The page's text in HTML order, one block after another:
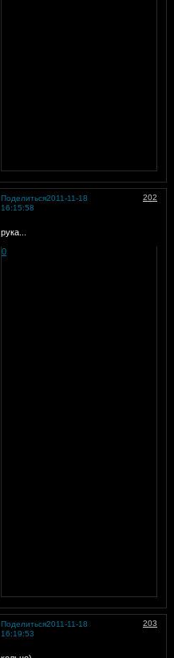
Поделиться 202
2011-11-18
16:15:58
рука...
0
Поделиться 203
2011-11-18
16:19:53